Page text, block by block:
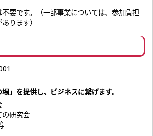
不要です。（一部事業については、参加負担
ります）
場」を提供し、ビジネスに繋げます。
の研究会